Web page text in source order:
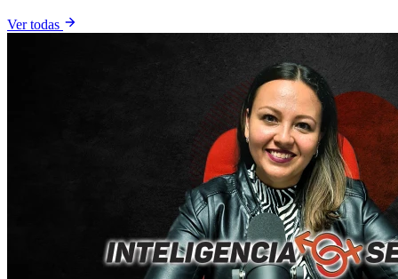
Ver todas